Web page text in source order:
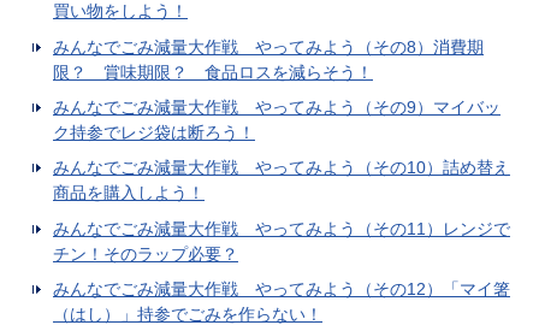
買い物をしよう！
みんなでごみ減量大作戦 やってみよう（その8）消費期
限？ 賞味期限？ 食品ロスを減らそう！
みんなでごみ減量大作戦 やってみよう（その9）マイバッ
ク持参でレジ袋は断ろう！
みんなでごみ減量大作戦 やってみよう（その10）詰め替え
商品を購入しよう！
みんなでごみ減量大作戦 やってみよう（その11）レンジで
チン！そのラップ必要？
みんなでごみ減量大作戦 やってみよう（その12）「マイ箸
（はし）」持参でごみを作らない！